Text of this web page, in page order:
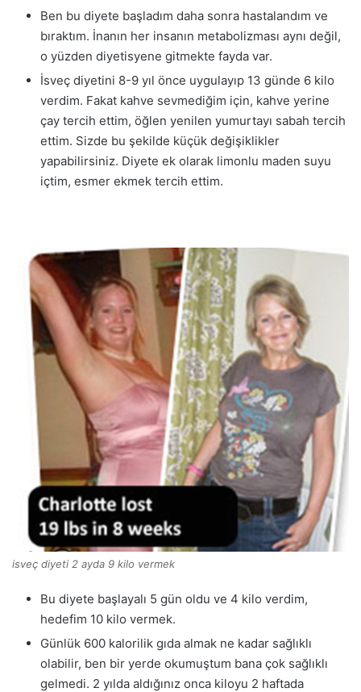
Ben bu diyete başladım daha sonra hastalandım ve
bıraktım. İnanın her insanın metabolizması aynı değil,
o yüzden diyetisyene gitmekte fayda var.
İsveç diyetini 8-9 yıl önce uygulayıp 13 günde 6 kilo
verdim. Fakat kahve sevmediğim için, kahve yerine
çay tercih ettim, öğlen yenilen yumurtayı sabah tercih
ettim. Sizde bu şekilde küçük değişiklikler
yapabilirsiniz. Diyete ek olarak limonlu maden suyu
içtim, esmer ekmek tercih ettim.
isveç diyeti 2 ayda 9 kilo vermek
Bu diyete başlayalı 5 gün oldu ve 4 kilo verdim,
hedefim 10 kilo vermek.
Günlük 600 kalorilik gıda almak ne kadar sağlıklı
olabilir, ben bir yerde okumuştum bana çok sağlıklı
gelmedi. 2 yılda aldığınız onca kiloyu 2 haftada